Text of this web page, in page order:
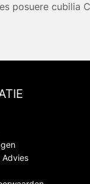
posuere cubilia
Advies